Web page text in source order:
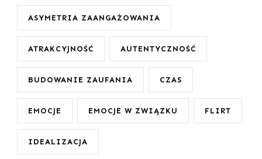
ASYMETRIA ZAANGAŻOWANIA
ATRAKCYJNOŚĆ AUTENTYCZNOŚĆ
BUDOWANIE ZAUFANIA CZAS
EMOCJE EMOCJE W ZWIĄZKU FLIRT
IDEALIZACJA